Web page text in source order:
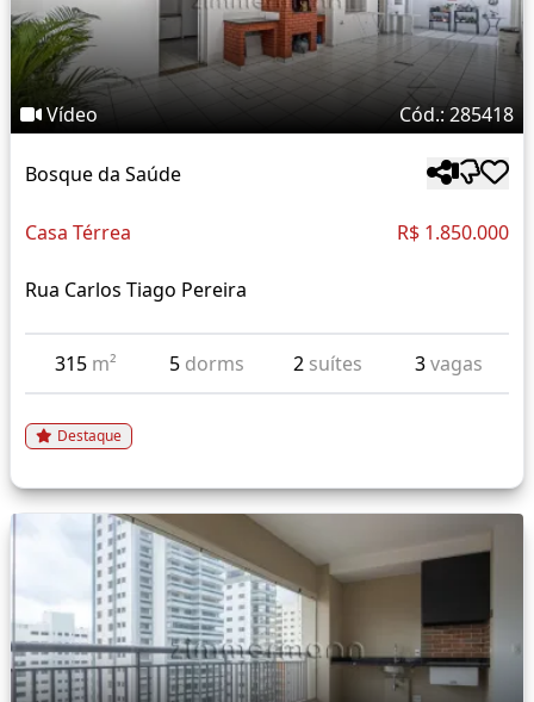
Vídeo Cód.: 285418
Bosque da Saúde
Casa Térrea R$ 1.850.000
Rua Carlos Tiago Pereira
315 m² 5 dorms 2 suítes 3vagas
Destaque